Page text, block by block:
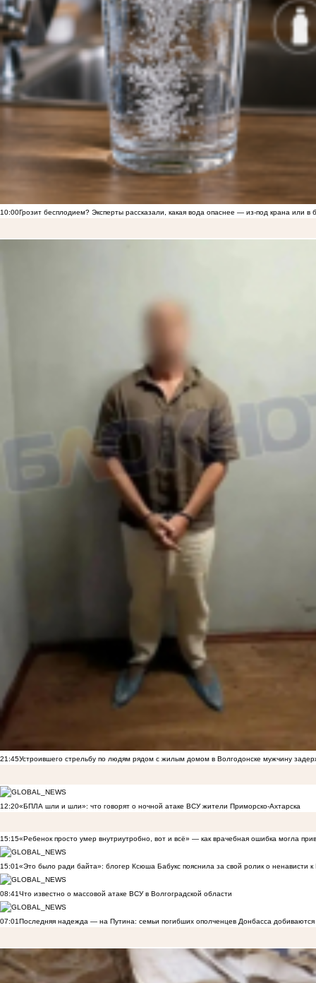
10:00Грозит бесплодием? Эксперты рассказали, какая вода опаснее — из-под крана или в
21:45Устроившего стрельбу по людям рядом с жилым домом в Волгодонске мужчину
12:20«БПЛА шли и шли»: что говорят о ночной атаке ВСУ жители Приморско-Ахтарска
15:15«Ребенок просто умер внутриутробно, вот и всё» — как врачебная ошибка могла
15:01«Это было ради байта»: блогер Ксюша Бабукс пояснила за свой ролик о ненависти
08:41Что известно о массовой атаке ВСУ в Волгоградской области
07:01Последняя надежда — на Путина: семьи погибших ополченцев Донбасса добиваются